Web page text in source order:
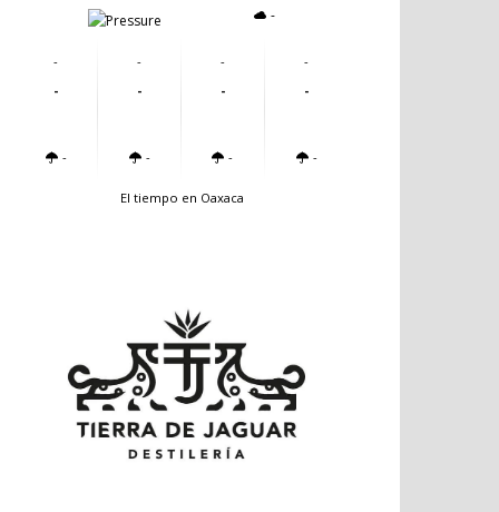
-
-
-
-
-
-
-
-
-
-
-
-
-
-
El tiempo en Oaxaca